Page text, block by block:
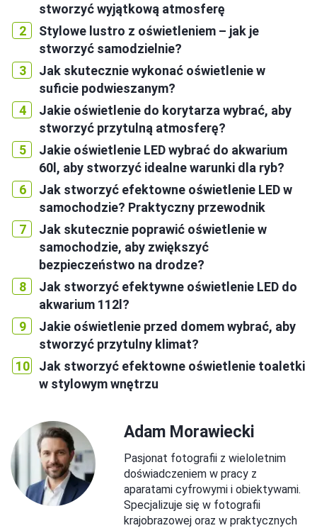
stworzyć wyjątkową atmosferę
Stylowe lustro z oświetleniem – jak je
stworzyć samodzielnie?
Jak skutecznie wykonać oświetlenie w
suficie podwieszanym?
Jakie oświetlenie do korytarza wybrać, aby
stworzyć przytulną atmosferę?
Jakie oświetlenie LED wybrać do akwarium
60l, aby stworzyć idealne warunki dla ryb?
Jak stworzyć efektowne oświetlenie LED w
samochodzie? Praktyczny przewodnik
Jak skutecznie poprawić oświetlenie w
samochodzie, aby zwiększyć
bezpieczeństwo na drodze?
Jak stworzyć efektywne oświetlenie LED do
akwarium 112l?
Jakie oświetlenie przed domem wybrać, aby
stworzyć przytulny klimat?
Jak stworzyć efektowne oświetlenie toaletki
w stylowym wnętrzu
Adam Morawiecki
Pasjonat fotografii z wieloletnim
doświadczeniem w pracy z
aparatami cyfrowymi i obiektywami.
Specjalizuje się w fotografii
krajobrazowej oraz w praktycznych